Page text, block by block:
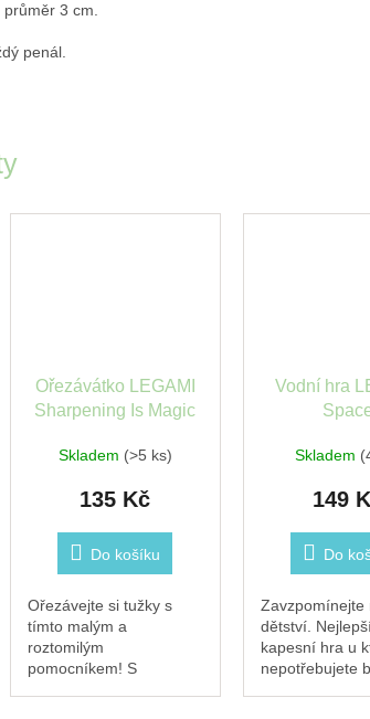
Ořezávátko LEGAMI
Sharpening Is Magic
Skladem (>5 ks)
135 Kč
Do košíku
Ořezávejte si tužky s
tímto malým a
roztomilým
pomocníkem! S
Vodní hra
Skladem
149
Do
Zavzpomínejte
dětství.
kapesní hra u
nepotřebujete
průměr 3 cm.
penál.